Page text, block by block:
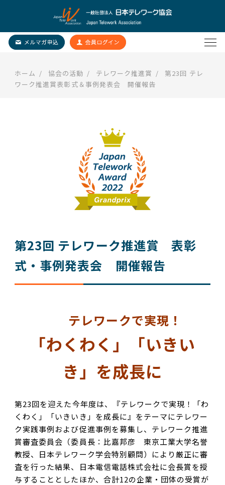
ホーム 協会の活動 テレワーク推進賞
第23回 テレ
ワーク推進賞表彰式＆事例発表会 開催報告
第23回 テレワーク推進賞 表彰
式・事例発表会 開催報告
テレワークで実現！
「わくわく」「いきい
き」を成長に
第23回を迎えた今年度は、『テレワークで実現！「わ
くわく」「いきいき」を成長に』をテーマにテレワー
ク実践事例および促進事例を募集し、テレワーク推進
賞審査委員会（委員長：比嘉邦彦 東京工業大学名誉
教授、日本テレワーク学会特別顧問）により厳正に審
査を行った結果、日本電信電話株式会社に会長賞を授
与することとしたほか、合計12の企業・団体の受賞が